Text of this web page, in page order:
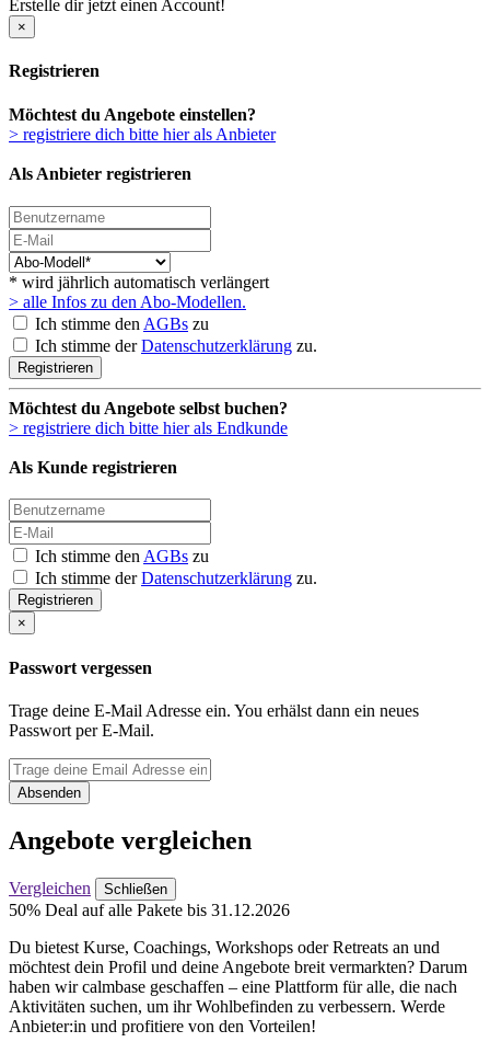
Erstelle dir jetzt einen Account!
×
Registrieren
Möchtest du Angebote einstellen?
> registriere dich bitte hier als Anbieter
Als Anbieter registrieren
* wird jährlich automatisch verlängert
> alle Infos zu den Abo-Modellen.
Ich stimme den AGBs zu
Ich stimme derDatenschutzerklärung zu.
Registrieren
Möchtest du Angebote selbst buchen?
> registriere dich bitte hier als Endkunde
Als Kunde registrieren
Ich stimme denAGBs zu
Ich stimme derDatenschutzerklärung zu.
Registrieren
×
Passwort vergessen
Trage deine E-Mail Adresse ein. You erhälst dann ein neues
Passwort per E-Mail.
Absenden
Angebote vergleichen
Vergleichen Schließen
50% Deal auf alle Pakete bis 31.12.2026
Du bietest Kurse, Coachings, Workshops oder Retreats an und
möchtest dein Profil und deine Angebote breit vermarkten? Darum
haben wir calmbase geschaffen – eine Plattform für alle, die nach
Aktivitäten suchen, um ihr Wohlbefinden zu verbessern. Werde
Anbieter:in und profitiere von den Vorteilen!